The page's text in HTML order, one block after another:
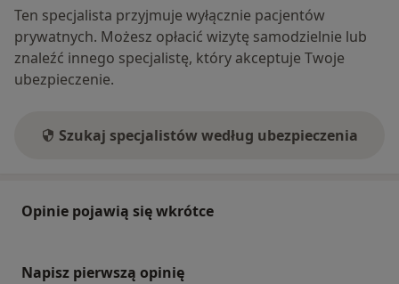
Ten specjalista przyjmuje wyłącznie pacjentów
prywatnych. Możesz opłacić wizytę samodzielnie lub
znaleźć innego specjalistę, który akceptuje Twoje
ubezpieczenie.
Szukaj specjalistów według ubezpieczenia
Opinie pojawią się wkrótce
Napisz pierwszą opinię